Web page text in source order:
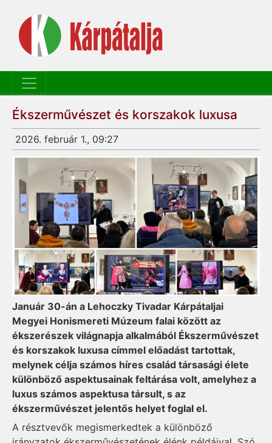
Ékszerművészet és korszakok luxusa
2026. február 1., 09:27
Január 30-án a Lehoczky Tivadar Kárpátaljai
Megyei Honismereti Múzeum falai között az
ékszerészek világnapja alkalmából Ékszerművészet
és korszakok luxusa címmel előadást tartottak,
melynek célja számos híres család társasági élete
különböző aspektusainak feltárása volt, amelyhez a
luxus számos aspektusa társult, s az
ékszerművészet jelentős helyet foglal el.
A résztvevők megismerkedtek a különböző